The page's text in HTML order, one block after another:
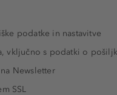
podatke in nastavitve
vključno s podatki o
Newsletter
SSL